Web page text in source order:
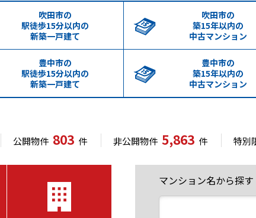
吹田市の
駅徒歩15分以内の
新築一戸建て
吹田市の
築15年以内の
中古マンション
豊中市の
駅徒歩15分以内の
新築一戸建て
豊中市の
築15年以内の
中古マンション
公開物件 803 件 非公開物件 5,863 件 特別
マンション名から探す